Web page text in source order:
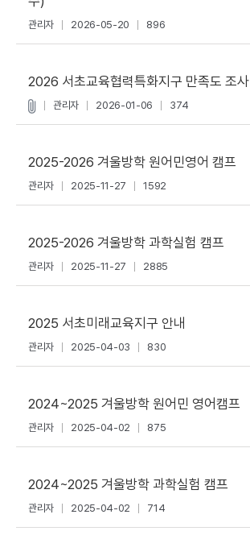
관리자 2026-05-20 896
2026 서초교육협력특화지구 만족도 조사
관리자 2026-01-06 374
2025-2026 겨울방학 원어민영어 캠프
관리자 2025-11-27 1592
2025-2026 겨울방학 과학실험 캠프
관리자 2025-11-27 2885
2025 서초미래교육지구 안내
관리자 2025-04-03 830
2024~2025 겨울방학 원어민 영어캠프
관리자 2025-04-02 875
2024~2025 겨울방학 과학실험 캠프
관리자 2025-04-02 714